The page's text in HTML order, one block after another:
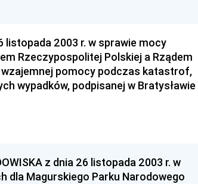
listopada 2003 r. w sprawie mocy
Rzeczypospolitej Polskiej a Rządem
wzajemnej pomocy podczas katastrof,
wypadków, podpisanej w Bratysławie
z dnia 26 listopada 2003 r. w
dla Magurskiego Parku Narodowego